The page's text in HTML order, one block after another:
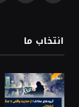
انتخاب ما